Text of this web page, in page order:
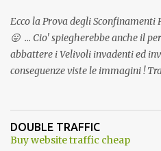
Ecco la Prova degli Sconfinamenti
😛 ... Cio' spiegherebbe anche il
abbattere i Velivoli invadenti ed
conseguenze viste le immagini !
ancora una fantasia Nato o forse
una guerra mondiale che
DOUBLE TRAFFIC
Buy website traffic cheap